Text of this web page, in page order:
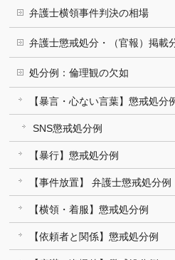
弁護士横領事件判決の相場
弁護士懲戒処分・（官報）掲載
処分例：倫理観の欠如
【暴言・心ない言葉】懲戒処分
SNS懲戒処分例
【暴行】懲戒処分例
【事件放置】 弁護士懲戒処分例
【横領・着服】懲戒処分例
【依頼者と関係】懲戒処分例